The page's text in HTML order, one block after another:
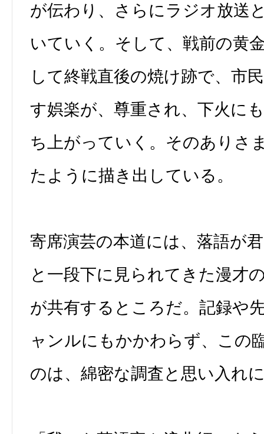
が伝わり、さらにラジオ放送
いていく。そして、戦前の黄
して終戦直後の焼け跡で、市
す娯楽が、尊重され、下火に
ち上がっていく。そのありさ
たように描き出している。
寄席演芸の本道には、落語が
と一段下に見られてきた漫才
が共有するところだ。記録や
ャンルにもかかわらず、この
のは、綿密な調査と思い入れ